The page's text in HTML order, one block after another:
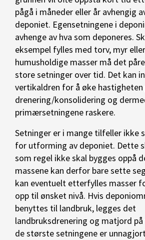
pågå i måneder eller år avhengig
deponiet. Egensetningene i
avhenge av hva som deponeres.
eksempel fylles med torv, myr
humusholdige masser må det
store setninger over tid. Det kan
vertikaldren for å øke hastigheten
drenering/konsolidering og
primærsetningene raskere.
Setninger er i mange tilfeller ikke
for utforming av deponiet. Dette
som regel ikke skal bygges oppå
massene kan derfor bare sette
kan eventuelt etterfylles masser
opp til ønsket nivå. Hvis
benyttes til landbruk, legges det
landbruksdrenering og matjord
de største setningene er